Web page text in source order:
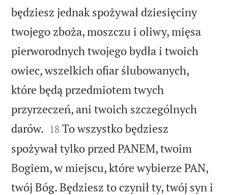
będziesz jednak spożywał dziesięciny
twojego zboża, moszczu i oliwy, mięsa
pierworodnych twojego bydła i twoich
owiec, wszelkich ofiar ślubowanych,
które będą przedmiotem twych
przyrzeczeń, ani twoich szczególnych
darów. 

18 To wszystko będziesz
spożywał tylko przed PANEM, twoim
Bogiem, w miejscu, które wybierze PAN,
twój Bóg. Będziesz to czynił ty, twój syn i